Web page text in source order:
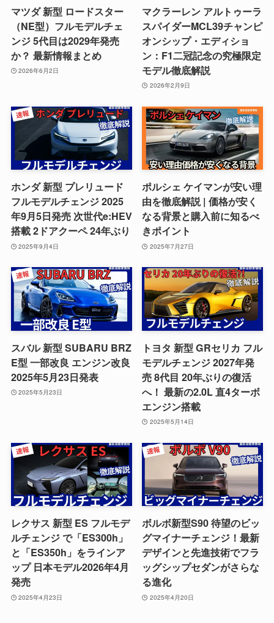
マツダ 新型 ロードスター
（NE型）フルモデルチェ
ンジ 5代目は2029年発売
か？ 最新情報まとめ
2026年6月2日
マクラーレン アルトゥーラ
スパイダーMCL39チャンピ
オンシップ・エディショ
ン：F1二冠記念の究極限定
モデル徹底解説
2026年2月9日
ホンダ 新型 プレリュード
フルモデルチェンジ 2025
年9月5日発売 次世代e:HEV
搭載 2ドアクーペ 24年ぶり
2025年9月4日
ポルシェ ケイマンが安い理
由を徹底解説 | 価格が安く
なる背景と購入前に知るべ
きポイント
2025年7月27日
スバル 新型 SUBARU BRZ
E型 一部改良 エンジン改良
2025年5月23日発表
2025年5月23日
トヨタ 新型 GRセリカ フル
モデルチェンジ 2027年発
売 8代目 20年ぶりの復活
へ！ 最新の2.0L 直4ターボ
エンジン搭載
2025年5月14日
レクサス 新型 ES フルモデ
ルチェンジ で「ES300h」
と「ES350h」をラインア
ップ 日本モデル2026年4月
発売
2025年4月23日
ボルボ新型S90 待望のビッ
グマイナーチェンジ！最新
デザインと先進技術でフラ
ッグシップセダンがさらな
る進化
2025年4月20日